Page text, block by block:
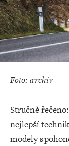
Foto: archiv
Stručně
nejlepší
modely s